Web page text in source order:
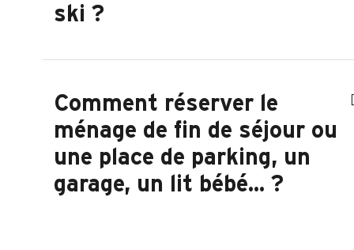
ski ?
Comment réserver le
ménage de fin de séjour ou
une place de parking, un
garage, un lit bébé... ?